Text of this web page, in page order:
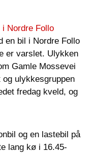
Nordre Follo
en bil i Nordre Follo
er varslet. Ulykken
Gamle Mossevei
ulykkesgruppen
fredag kveld, og
og en lastebil på
lang kø i 16.45-